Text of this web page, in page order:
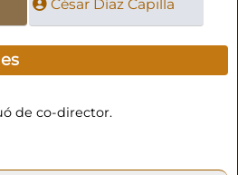
César Díaz Capilla
de co-director.